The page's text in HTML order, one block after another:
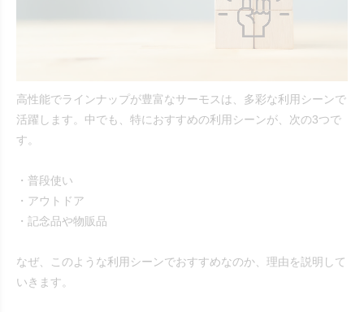
高性能でラインナップが豊富なサーモスは、多彩な利用シーンで
活躍します。中でも、特におすすめの利用シーンが、次の3つで
す。
・普段使い
・アウトドア
・記念品や物販品
なぜ、このような利用シーンでおすすめなのか、理由を説明して
いきます。